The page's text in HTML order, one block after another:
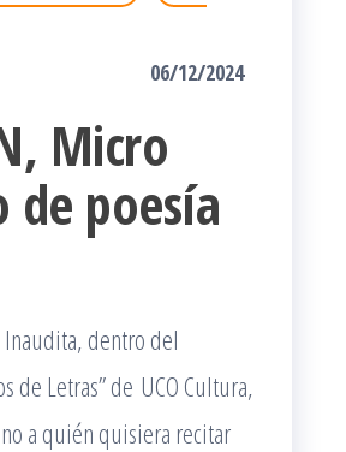
06/12/2024
Micro
de poesía
dentro del
de Letras” de UCO Cultura,
a quién quisiera recitar